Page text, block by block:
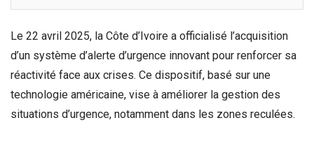
Le 22 avril 2025, la Côte d’Ivoire a officialisé l’acquisition
d’un système d’alerte d’urgence innovant pour renforcer sa
réactivité face aux crises. Ce dispositif, basé sur une
technologie américaine, vise à améliorer la gestion des
situations d’urgence, notamment dans les zones reculées.